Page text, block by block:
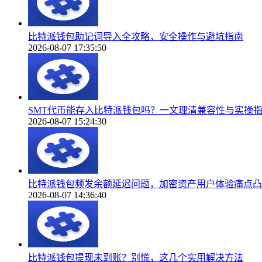
比特派钱包助记词导入全攻略，安全操作与避坑指南
2026-08-07 17:35:50
SMT代币能存入比特派钱包吗？一文理清兼容性与实操
2026-08-07 15:24:30
比特派钱包频发余额延迟问题，加密资产用户体验痛点
2026-08-07 14:36:40
比特派钱包提现未到账？别慌，这几个实用解决方法